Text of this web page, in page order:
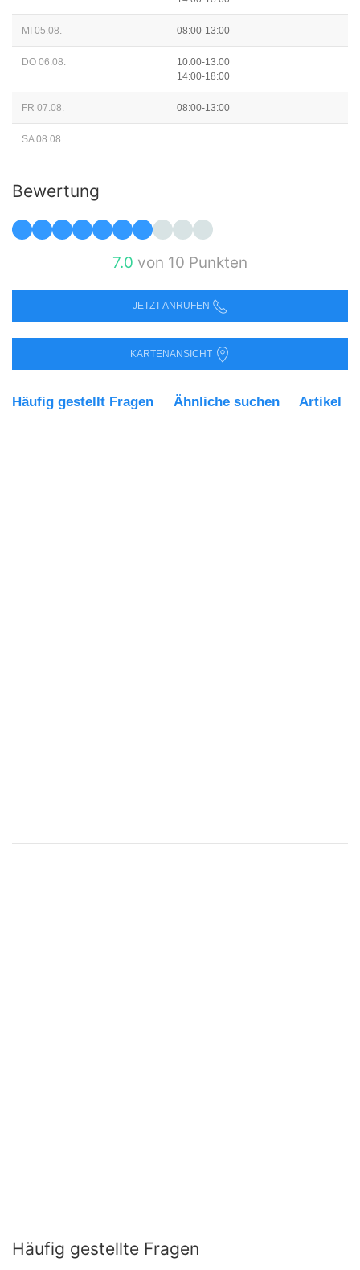
MI 05.08. 08:00-13:00
DO 06.08.
10:00-13:00
14:00-18:00
FR 07.08. 08:00-13:00
SA 08.08.
Bewertung
7.0 von 10 Punkten
JETZT ANRUFEN
KARTENANSICHT
Häufig gestellt Fragen Ähnliche suchen Artikel
Häufig gestellte Fragen